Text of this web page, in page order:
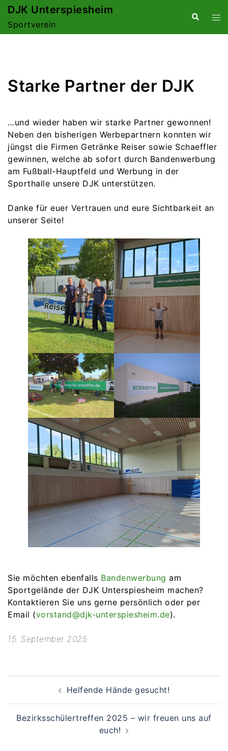
Zum
springen
DJK Unterspiesheim
Sportverein
Suche
Starke Partner der DJK
…und wieder haben wir starke Partner gewonnen!
Neben den bisherigen Werbepartnern konnten wir
jüngst die Firmen Getränke Reiser sowie Schaeffler
gewinnen, welche ab sofort durch Bandenwerbung
am Fußball-Hauptfeld und Werbung in der
Sporthalle unsere DJK unterstützen.
Danke für euer Vertrauen und eure Sichtbarkeit an
unserer Seite!
Sie möchten ebenfalls Bandenwerbung am
Sportgelände der DJK Unterspiesheim machen?
Kontaktieren Sie uns gerne persönlich oder per
Email (vorstand@djk-unterspiesheim.de).
15. September 2025
Helfende Hände gesucht!
Bezirksschülertreffen 2025 – wir freuen uns auf
euch!